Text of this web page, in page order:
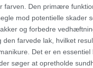
farven. Den primære
mod potentielle skader
og forbedre
den farvede lak, hvilket
Det er en essentiel
søger at opretholde